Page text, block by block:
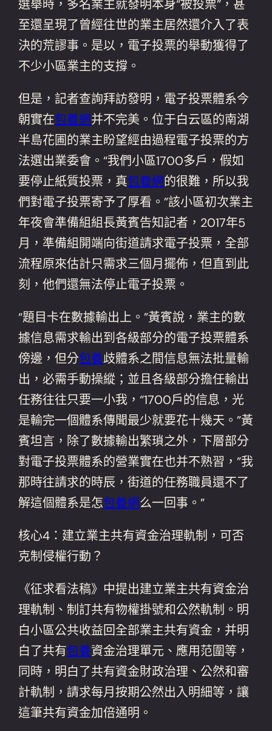
選舉時，多名業主就發明本身“被投票”，甚
至還呈現了曾經往世的業主居然還介入了表
決的荒謬事。是以，電子投票的舉動獲得了
不少小區業主的支撐。
但是，記者查詢拜訪發明，電子投票體系今
朝實在包養網并不完美。位于白云區的南湖
半島花圃的業主盼望經由過程電子投票的方
法選出業委會。“我們小區1700多戶，假如
要停止紙質投票，真包養網的很難，所以我
們對電子投票寄予了厚看。”該小區初次業主
年夜會準備組組長黃賓告知記者，2017年5
月，準備組開端向街道請求電子投票，全部
流程原來估計只需求三個月擺佈，但直到此
刻，他們還無法停止電子投票。
“題目卡在數據輸出上。”黃賓說，業主的數
據信息需求輸出到各級部分的電子投票體系
傍邊，但分包養歧體系之間信息無法批量輸
出，必需手動操縱；並且各級部分擔任輸出
任務往往只要一小我，“1700戶的信息，光
是輸完一個體系傳聞最少就要花十幾天。”黃
賓坦言，除了數據輸出繁瑣之外，下層部分
對電子投票體系的營業實在也并不熟習，”我
那時往請求的時辰，街道的任務職員還不了
解這個體系是怎包養網么一回事。”
核心4：建立業主共有資金治理軌制，可否
克制侵權行動？
《征求看法稿》中提出建立業主共有資金治
理軌制、制訂共有物權掛號和公然軌制。明
白小區公共收益回全部業主共有資金，并明
白了共有包養資金治理單元、應用范圍等，
同時，明白了共有資金財政治理、公然和審
計軌制，請求每月按期公然出入明細等，讓
這筆共有資金加倍通明。